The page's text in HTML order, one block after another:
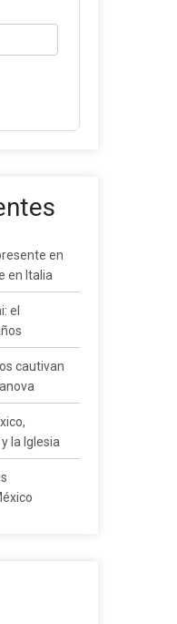
en
en Italia
el
cautivan
la Iglesia